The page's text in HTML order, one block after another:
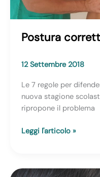
Postura
12 Settembre 2018
Le 7 regole per
nuova stagione
ripropone il problema
Postura
Leggi l'articolo »